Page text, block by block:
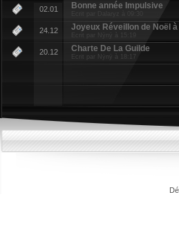
02.01 Bonne année Impulsive
24.12 Joyeux Réveillon de Noël
20.12 Charte De La Guilde
Ecrit par Nÿnÿ à 18:17